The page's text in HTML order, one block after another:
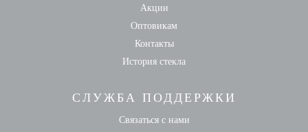
Акции
Оптовикам
Контакты
История стекла
СЛУЖБА ПОДДЕРЖКИ
Связаться с нами